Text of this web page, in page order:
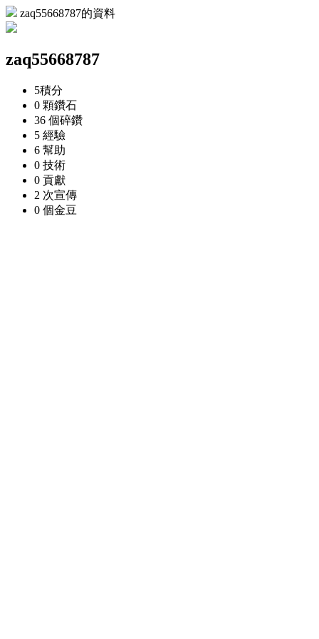
zaq55668787的資料
zaq55668787
5積分
0 顆鑽石
36 個碎鑽
5 經驗
6 幫助
0 技術
0 貢獻
2 次宣傳
0 個金豆